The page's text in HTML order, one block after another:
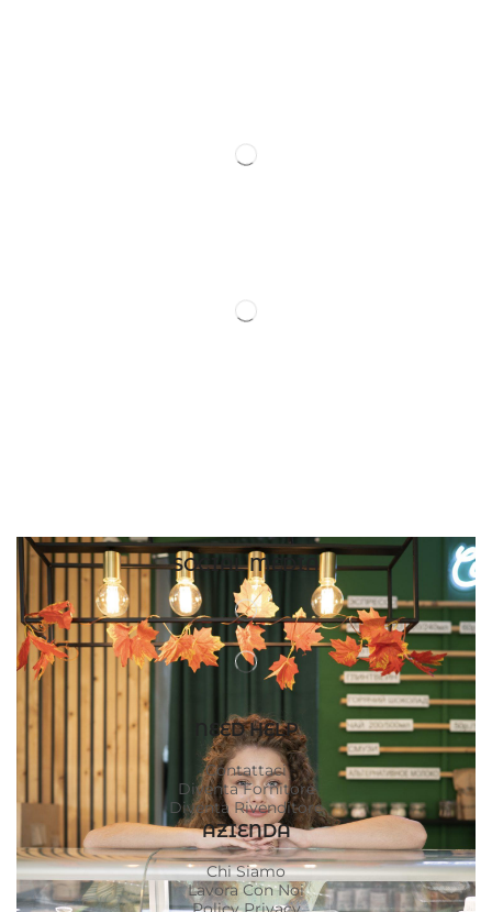
SOCIAL MEDIA
NEED HELP
Contattaci
Diventa Fornitore
Diventa Rivenditore
AZIENDA
Chi Siamo
Lavora Con Noi